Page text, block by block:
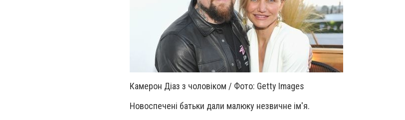
Камерон Діаз з чоловіком / Фото: Getty Images
Новоспечені батьки дали малюку незвичне ім'я.